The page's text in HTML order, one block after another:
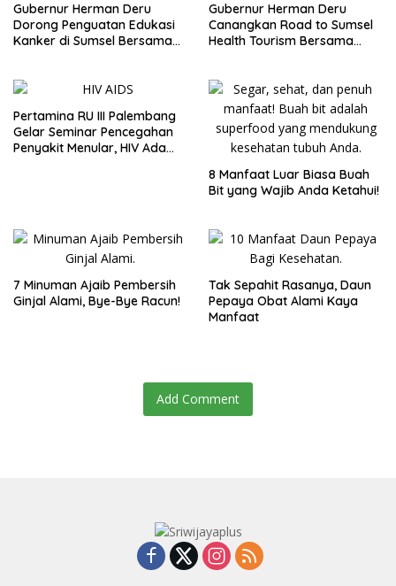
Gubernur Herman Deru
Dorong Penguatan Edukasi
Kanker di Sumsel Bersama
Gubernur Herman Deru
Canangkan Road to Sumsel
Health Tourism Bersama
Pertamina RU III Palembang
Gelar Seminar Pencegahan
Penyakit Menular, HIV Ada
8 Manfaat Luar Biasa Buah
Bit yang Wajib Anda Ketahui!
7 Minuman Ajaib Pembersih
Ginjal Alami, Bye-Bye Racun!
Tak Sepahit Rasanya, Daun
Pepaya Obat Alami Kaya
Manfaat
Add Comment